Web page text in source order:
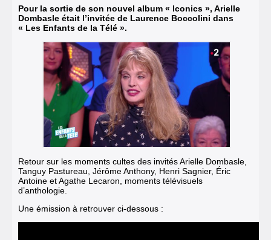
Pour la sortie de son nouvel album « Iconics », Arielle
Dombasle était l’invitée de Laurence Boccolini dans
« Les Enfants de la Télé ».
Retour sur les moments cultes des invités Arielle Dombasle,
Tanguy Pastureau, Jérôme Anthony, Henri Sagnier, Éric
Antoine et Agathe Lecaron, moments télévisuels
d’anthologie.
Une émission à retrouver ci-dessous :